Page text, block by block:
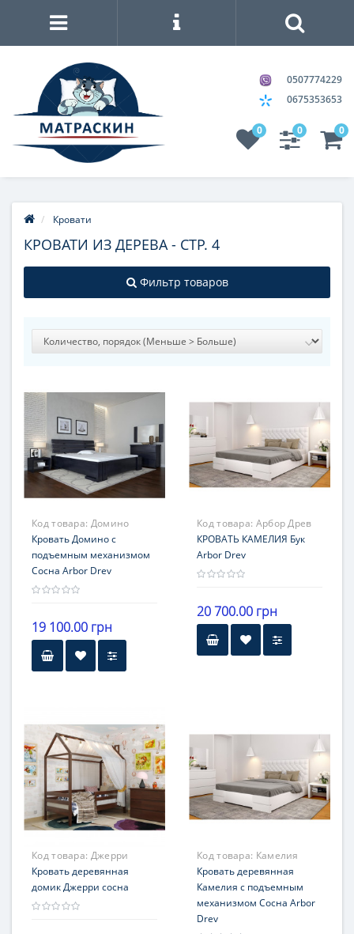
0507774229
0675353653
0 0 0
Кровати
КРОВАТИ ИЗ ДЕРЕВА - СТР. 4
Фильтр товаров
Код товара: Домино
Кровать Домино с
подъемным механизмом
Сосна Arbor Drev
19 100.00 грн
Код товара: Арбор Древ
КРОВАТЬ КАМЕЛИЯ Бук
Arbor Drev
20 700.00 грн
Код товара: Джерри
Кровать деревянная
домик Джерри сосна
Код товара: Камелия
Кровать деревянная
Камелия с подъемным
механизмом Сосна Arbor
Drev